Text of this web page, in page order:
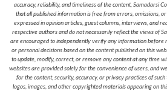
accuracy, reliability, and timeliness of the content, Samadarsi
that all published information is free from errors, omissions,
expressed in opinion articles, guest columns, interviews, and
respective authors and do not necessarily reflect the views of
are encouraged to independently verify any information before
or personal decisions based on the content published on this
to update, modify, correct, or remove any content at any time
websites are provided solely for the convenience of users, and
for the content, security, accuracy, or privacy practices of
logos, images, and other copyrighted materials appearing on